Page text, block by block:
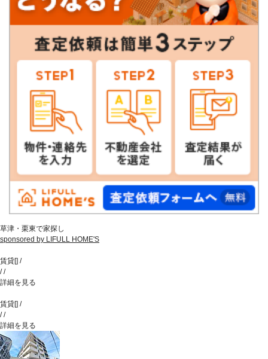
草津・栗東で家探し
sponsored by LIFULL HOME'S
賃貸[] /
//
詳細を見る
賃貸[] /
//
詳細を見る